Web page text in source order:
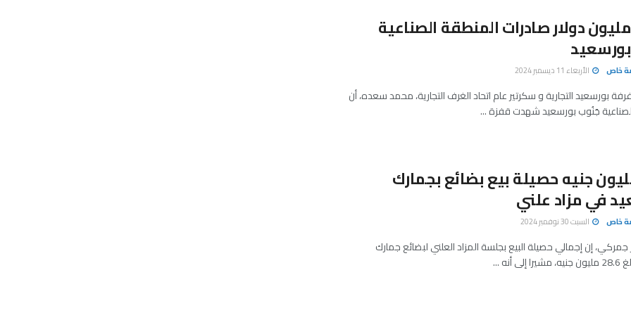
مليون دولار صادرات المنطقة الصناعية
خاص الأربعاء 11 ديسمبر 2024
بورسعيد التجارية و سكرتير عام اتحاد الغرف التجارية، محمد سعده، أن
جَنُوب بورسعيد شهدت قفزة ...
مليون جنيه حصيلة بيع بضائع بجمارك
في مزاد علني
خاص السبت 30 نوفمبر 2024
إن إجمالي حصيلة البيع بجلسة المزاد العلني لبضائع جمارك
...